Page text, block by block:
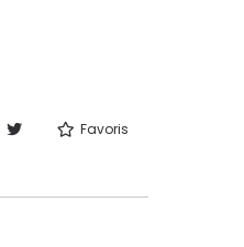
Favoris